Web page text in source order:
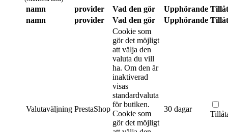
namn provider Vad den gör Upphörande
namn
provider Vad den gör Upphörande
Valutaväljning PrestaShop
Cookie som
gör det möjligt
att välja den
valuta du vill
ha. Om den är
inaktiverad
visas
standardvaluta
för butiken.
Cookie som
gör det möjligt
30 dagar